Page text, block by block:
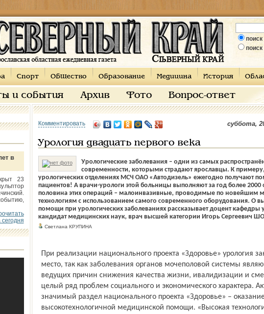
поиск
поиск
Спорт Общество Образование Медицина История
и события Архив Фото Вопрос-ответ
в
23
сегодня
Комментировать суббота,
Урология двадцать первого века
Урологические заболевания – одни из самых
современности, которыми страдают ярославцы. К
урологических отделениях МСЧ ОАО «Автодизель» ежегодно получают
пациентов! А врачи-урологи этой больницы выполняют за год более
половина этих операций – малоинвазивные, проводимые по новейшим
технологиям с использованием самого современного оборудования. О
помощи при урологических заболеваниях рассказывает доцент кафедры
кандидат медицинских наук, врач высшей категории Игорь Сергеевич
Светлана КРУПИНА
При реализации национального проекта «Здоровье» урология
место, так как заболевания органов мочеполовой системы
ведущих причин снижения качества жизни, ивалидизации и
целый ряд проблем социального и экономического характера.
значимый раздел национального проекта «Здоровье» –
высокотехнологичной медицинской помощи. «Высокая